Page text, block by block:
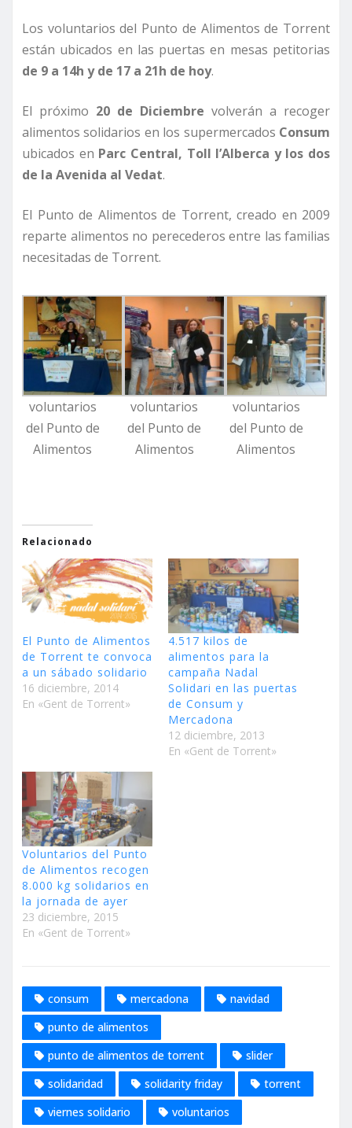
Los voluntarios del Punto de Alimentos de Torrent
están ubicados en las puertas en mesas petitorias
de 9 a 14h y de 17 a 21h de hoy.
El próximo 20 de Diciembre volverán a recoger
alimentos solidarios en los supermercados Consum
ubicados en Parc Central, Toll l’Alberca y los dos
de la Avenida al Vedat.
El Punto de Alimentos de Torrent, creado en 2009
reparte alimentos no perecederos entre las familias
necesitadas de Torrent.
voluntarios
del Punto de
Alimentos
voluntarios
del Punto de
Alimentos
voluntarios
del Punto de
Alimentos
Relacionado
El Punto de Alimentos
de Torrent te convoca
a un sábado solidario
16 diciembre, 2014
En «Gent de Torrent»
4.517 kilos de
alimentos para la
campaña Nadal
Solidari en las puertas
de Consum y
Mercadona
12 diciembre, 2013
En «Gent de Torrent»
Voluntarios del Punto
de Alimentos recogen
8.000 kg solidarios en
la jornada de ayer
23 diciembre, 2015
En «Gent de Torrent»
consum mercadona
navidad
punto de alimentos
punto de alimentos de torrent
slider
solidaridad
solidarity friday
torrent
viernes solidario
voluntarios